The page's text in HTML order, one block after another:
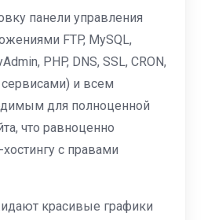
панели управления
FTP, MySQL,
PHP, DNS, SSL, CRON,
и всем
для полноценной
что равноценно
с правами
красивые графики